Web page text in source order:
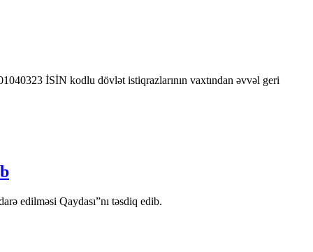
İSİN kodlu dövlət istiqrazlarının vaxtından əvvəl geri
edilməsi Qaydası”nı təsdiq edib.